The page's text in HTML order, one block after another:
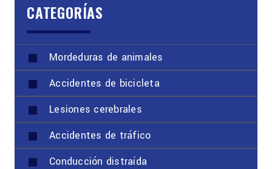
CATEGORÍAS
Mordeduras de animales
Accidentes de bicicleta
Lesiones cerebrales
Accidentes de tráfico
Conducción distraída